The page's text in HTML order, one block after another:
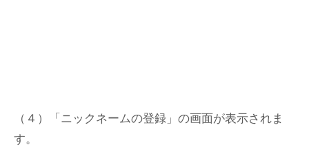
（４）「ニックネームの登録」の画面が表示されま
す。